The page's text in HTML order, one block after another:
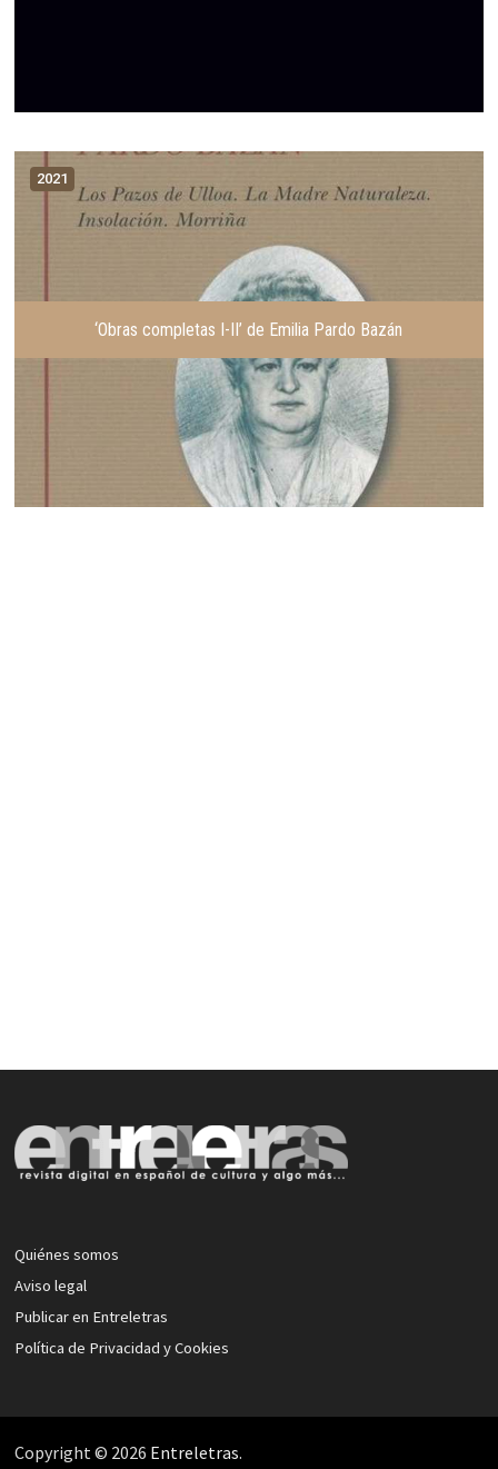
2021
‘Obras completas I-II’ de Emilia Pardo Bazán
Quiénes somos
Aviso legal
Publicar en Entreletras
Política de Privacidad y Cookies
Copyright © 2026 Entreletras.